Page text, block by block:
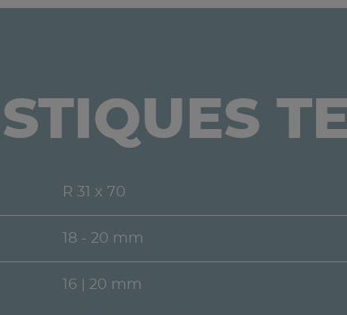
R 31 x 70
18 - 20 mm
16 | 20 mm